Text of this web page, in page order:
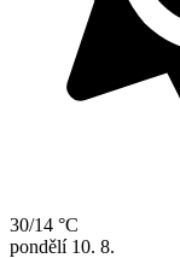
30/14 °C
pondělí 10. 8.